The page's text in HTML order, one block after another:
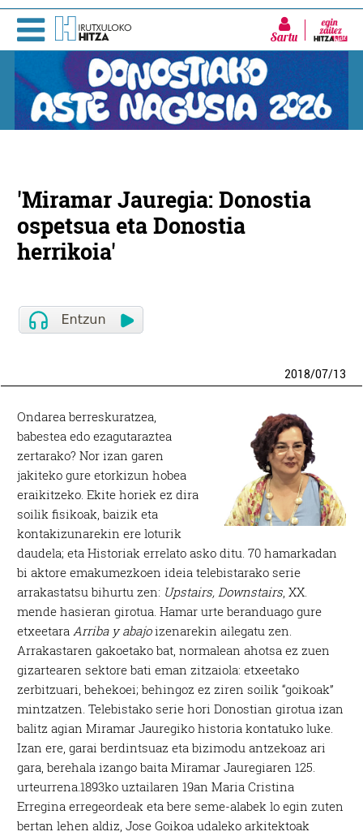
Sartu
'Miramar Jauregia: Donostia
ospetsua eta Donostia
herrikoia'
2018/07/13
Ondarea berreskuratzea,
babestea edo ezagutaraztea
zertarako? Nor izan garen
jakiteko gure etorkizun hobea
eraikitzeko. Ekite horiek ez dira
soilik fisikoak, baizik eta
kontakizunarekin ere loturik
daudela; eta Historiak errelato asko ditu. 70 hamarkadan
bi aktore emakumezkoen ideia telebistarako serie
arrakastatsu bihurtu zen: Upstairs, Downstairs, XX.
mende hasieran girotua. Hamar urte beranduago gure
etxeetaraArriba y abajoizenarekin ailegatu zen.
Arrakastaren gakoetako bat, normalean ahotsa ez zuen
gizartearen sektore bati eman zitzaiola: etxeetako
zerbitzuari, behekoei; behingoz ez ziren soilik “goikoak”
mintzatzen. Telebistako serie hori Donostian girotua izan
balitz agian Miramar Jauregiko historia kontatuko luke.
Izan ere, garai berdintsuaz eta bizimodu antzekoaz ari
gara, berehala izango baita Miramar Jauregiaren 125.
urteurrena.1893ko uztailaren 19an Maria Cristina
Erregina erregeordeak eta bere seme-alabek lo egin zuten
bertan lehen aldiz, Jose Goikoa udaleko arkitektoak